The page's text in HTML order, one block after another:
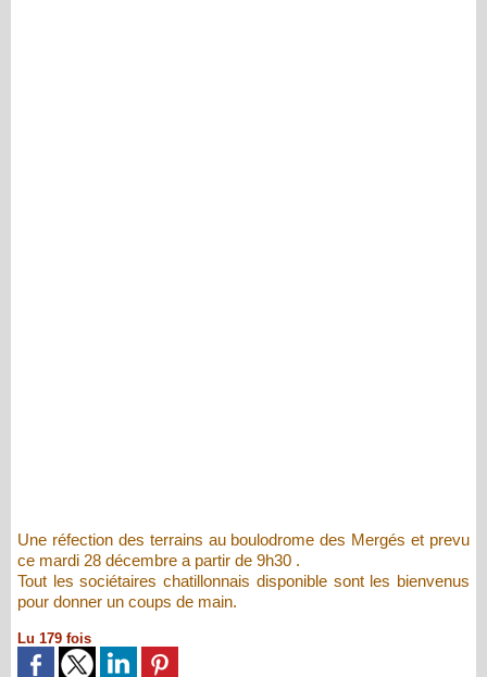
Une réfection des terrains au boulodrome des Mergés et prevu
ce mardi 28 décembre a partir de 9h30 .
Tout les sociétaires chatillonnais disponible sont les bienvenus
pour donner un coups de main.
Lu 179 fois